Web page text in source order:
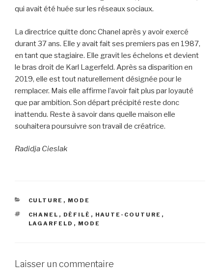
qui avait été huée sur les réseaux sociaux.
La directrice quitte donc Chanel après y avoir exercé
durant 37 ans. Elle y avait fait ses premiers pas en 1987,
en tant que stagiaire. Elle gravit les échelons et devient
le bras droit de Karl Lagerfeld. Après sa disparition en
2019, elle est tout naturellement désignée pour le
remplacer. Mais elle affirme l’avoir fait plus par loyauté
que par ambition. Son départ précipité reste donc
inattendu. Reste à savoir dans quelle maison elle
souhaitera poursuivre son travail de créatrice.
Radidja Cieslak
CATÉGORIES
CULTURE , MODE
ÉTIQUETTES
CHANEL , DÉFILÉ , HAUTE-COUTURE ,
LAGARFELD , MODE
Laisser un commentaire